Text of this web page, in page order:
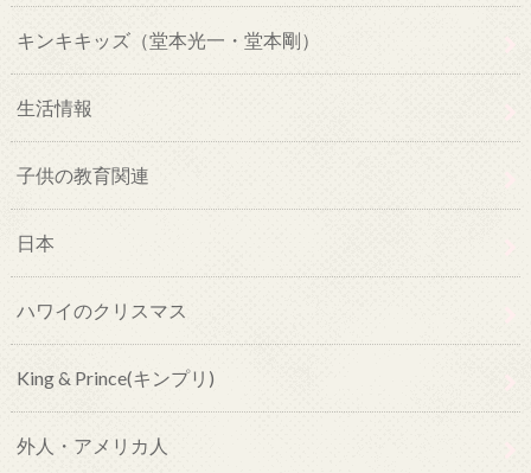
キンキキッズ（堂本光一・堂本剛）
生活情報
子供の教育関連
日本
ハワイのクリスマス
King & Prince(キンプリ)
外人・アメリカ人